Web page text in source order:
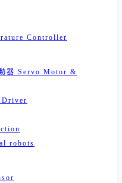
Controller
器 Servo Motor &
Driver
robots